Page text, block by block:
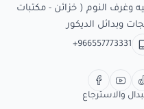
النوم ( خزائن - مكتبات
+966557773331
والاسترجاع